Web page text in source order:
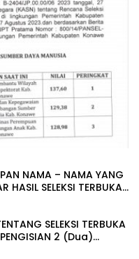
NAMA – NAMA YANG
HASIL SELEKSI TERBUKA
KABUPATEN KONAWE
SELEKSI TERBUKA
2 (Dua)